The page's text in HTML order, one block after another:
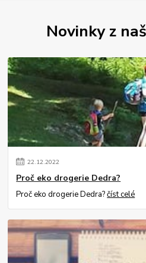
Novinky z
22.12.2022
Proč eko drogerie Dedra?
Proč eko drogerie Dedra?číst celé